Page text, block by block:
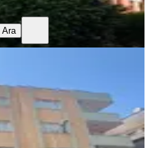
Ara
Daire
Mahallesi
Kat 04.08.2026